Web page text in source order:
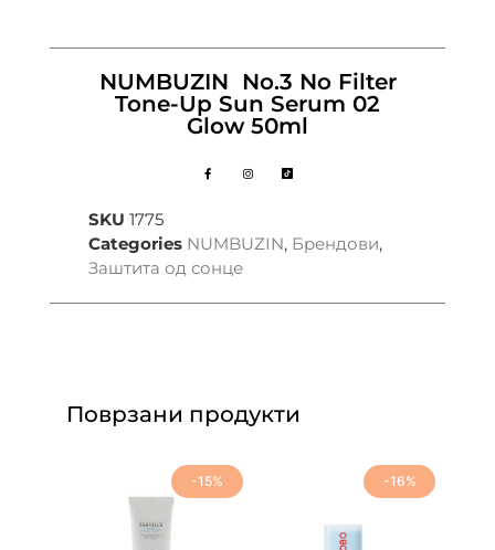
NUMBUZIN No.3 No Filter
Tone-Up Sun Serum 02
Glow 50ml
SKU 1775
Categories NUMBUZIN, Брендови,
Заштита од сонце
Поврзани продукти
-15% -16%